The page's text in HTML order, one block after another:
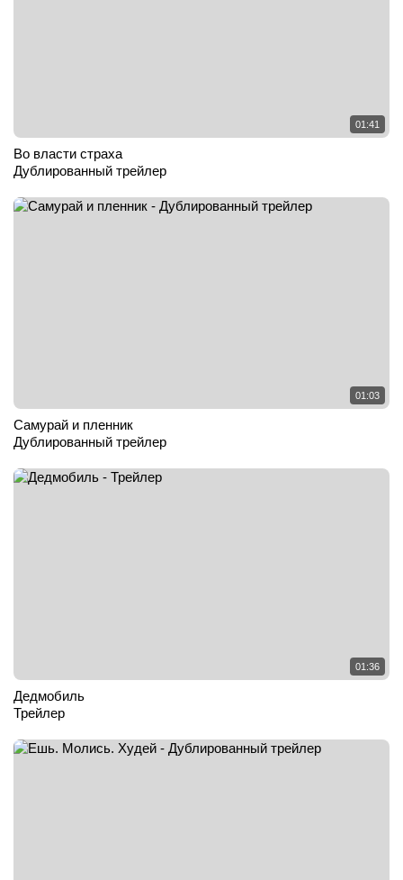
01:41
Во власти страха
Дублированный трейлер
01:03
Самурай и пленник
Дублированный трейлер
01:36
Дедмобиль
Трейлер